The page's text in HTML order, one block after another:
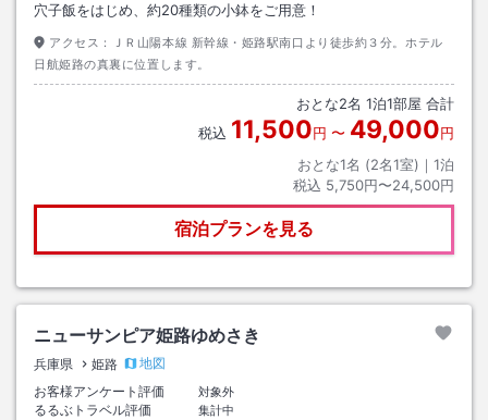
穴子飯をはじめ、約20種類の小鉢をご用意！
アクセス：
ＪＲ山陽本線 新幹線・姫路駅南口より徒歩約３分。ホテル
日航姫路の真裏に位置します。
おとな2名 1泊1部屋 合計
税込 11,500円 〜 49,000円
おとな1名 (2名1室)｜ 1泊
税込 5,750円〜24,500円
宿泊プランを見る
ニューサンピア姫路ゆめさき
兵庫県 姫路
地図
お客様アンケート評価
対象外
るるぶトラベル評価
集計中